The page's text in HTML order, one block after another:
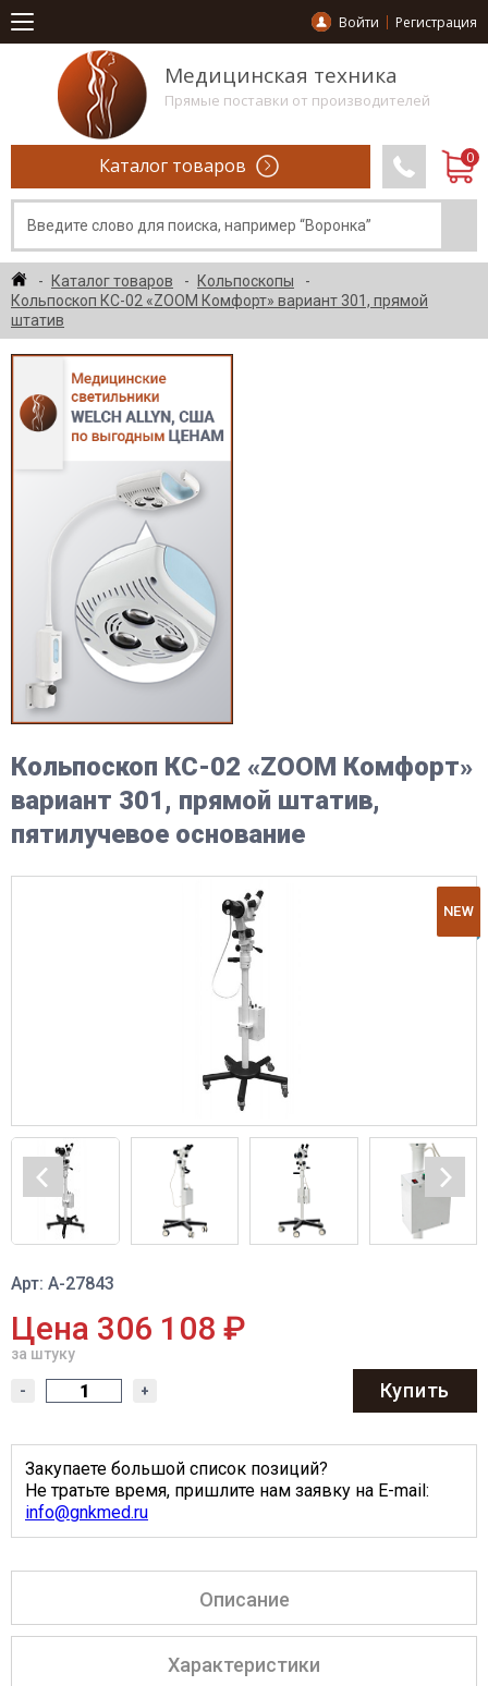
Войти Регистрация
Медицинская техника
Прямые поставки от производителей
Каталог товаров
Каталог товаров
Кольпоскопы
Кольпоскоп КС-02 «ZOOM Комфорт» вариант 301, прямой
штатив
Кольпоскоп КС-02 «ZOOM Комфорт»
вариант 301, прямой штатив,
пятилучевое основание
NEW
Арт: A-27843
Цена 306 108 ₽
за штуку
- + Купить
Закупаете большой список позиций?
Не тратьте время, пришлите нам заявку на E-mail:
info@gnkmed.ru
Описание
Характеристики